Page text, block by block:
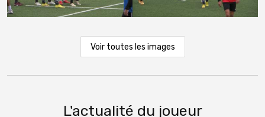
Voir toutes les images
L'actualité du joueur